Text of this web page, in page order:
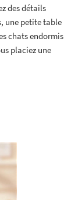
des détails
une petite table
chats endormis
placiez une